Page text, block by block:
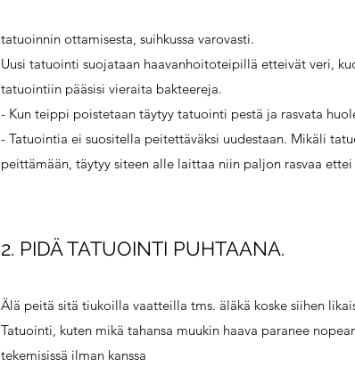
tatuoinnin ottamisesta, suihkussa varovasti.
Uusi tatuointi suojataan haavanhoitoteipillä etteivät veri,
tatuointiin pääsisi vieraita bakteereja.
- Kun teippi poistetaan täytyy tatuointi pestä ja rasvata
- Tatuointia ei suositella peitettäväksi uudestaan. Mikäli
peittämään, täytyy siteen alle laittaa niin paljon rasvaa
2. PIDÄ TATUOINTI PUHTAANA.
Älä peitä sitä tiukoilla vaatteilla tms. äläkä koske siihen
Tatuointi, kuten mikä tahansa muukin haava paranee
tekemisissä ilman kanssa